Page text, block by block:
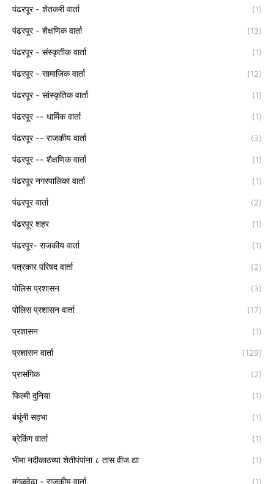
पंढरपूर - शेतकरी वार्ता (1)
पंढरपूर - शैक्षणिक वार्ता (13)
पंढरपूर - संस्कृतीक वार्ता (1)
पंढरपूर - सामाजिक वार्ता (12)
पंढरपूर - सांस्कृतिक वार्ता (1)
पंढरपूर -- धार्मिक वार्ता (1)
पंढरपूर -- राजकीय वार्ता (3)
पंढरपूर -- शैक्षणिक वार्ता (1)
पंढरपूर नगरपालिका वार्ता (1)
पंढरपूर वार्ता (2)
पंढरपूर शहर (1)
पंढरपूर- राजकीय वार्ता (1)
पत्रकार परिषद वार्ता (2)
पोलिस प्रशासन (3)
पोलिस प्रशासन वार्ता (17)
प्रशासन (1)
प्रशासन वार्ता (129)
प्रासंगिक (2)
फिल्मी दुनिया (1)
बंधूंनी सहभा (1)
ब्रेकिंग वार्ता (1)
भीमा नदीकाठच्या शेतीपंपांना ८ तास वीज द्या (1)
मंगळवेढा - राजकीय वार्ता (1)